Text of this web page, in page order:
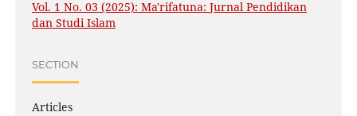
Vol. 1 No. 03 (2025): Ma'rifatuna: Jurnal Pendidikan
dan Studi Islam
SECTION
Articles